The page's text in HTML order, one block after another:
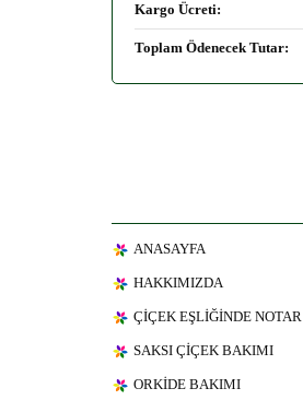
Kargo Ücreti:
Toplam Ödenecek Tutar:
ANASAYFA
HAKKIMIZDA
ÇİÇEK EŞLİĞİNDE NOTAR
SAKSI ÇİÇEK BAKIMI
ORKİDE BAKIMI